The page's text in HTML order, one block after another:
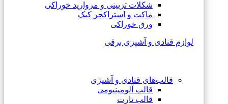
شکلات تزیینی و مروارید خوراکی
ماکت و استراکچر کیک
ورق خوراکی
لوازم قنادی و آشپزی برقی
قالب‌های قنادی و آشپزی
قالب آلومینیومی
قالب تارت